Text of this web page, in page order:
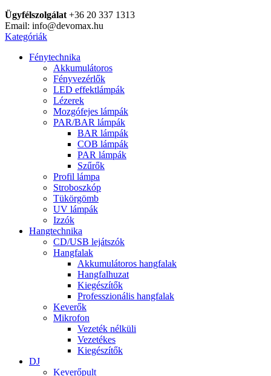
Ügyfélszolgálat +36 20 337 1313
Email: info@devomax.hu
Kategóriák
Fénytechnika
Akkumulátoros
Fényvezérlők
LED effektlámpák
Lézerek
Mozgófejes lámpák
PAR/BAR lámpák
BAR lámpák
COB lámpák
PAR lámpák
Szűrők
Profil lámpa
Stroboszkóp
Tükörgömb
UV lámpák
Izzók
Hangtechnika
CD/USB lejátszók
Hangfalak
Akkumulátoros hangfalak
Hangfalhuzat
Kiegészítők
Professzionális hangfalak
Keverők
Mikrofon
Vezeték nélküli
Vezetékes
Kiegészítők
DJ
Keverőpult